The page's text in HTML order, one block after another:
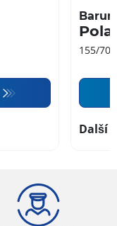
155/70
Další